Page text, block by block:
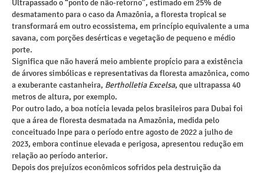
Ultrapassado o “ponto de não-retorno”, estimado em 25% de
desmatamento para o caso da Amazônia, a floresta tropical se
transformará em outro ecossistema, em princípio equivalente a uma
savana, com porções desérticas e vegetação de pequeno e médio
porte.
Significa que não haverá meio ambiente propício para a existência
de árvores simbólicas e representativas da floresta amazônica, como
a exuberante castanheira, Bertholletia Excelsa, que ultrapassa 40
metros de altura, por exemplo.
Por outro lado, a boa notícia levada pelos brasileiros para Dubai foi
que a área de floresta desmatada na Amazônia, medida pelo
conceituado Inpe para o período entre agosto de 2022 a julho de
2023, embora continue elevada e perigosa, apresentou redução em
relação ao período anterior.
Depois dos prejuízos econômicos sofridos pela destruição da